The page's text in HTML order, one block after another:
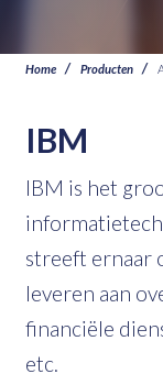
Home Producten
IBM
IBM is het
streeft ernaar
leveren aan
financiële
etc.